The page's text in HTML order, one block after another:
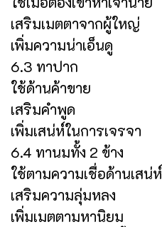
เสริมเมตตาจากผู้ใหญ่
เพิ่มความน่าเอ็นดู
6.3 ทาปาก
ใช้ด้านค้าขาย
เสริมคำพูด
เพิ่มเสน่ห์ในการเจรจา
6.4 ทานมทั้ง 2 ข้าง
ใช้ตามความเชื่อด้านเสน่ห์
เสริมความลุ่มหลง
เพิ่มเมตตามหานิยม